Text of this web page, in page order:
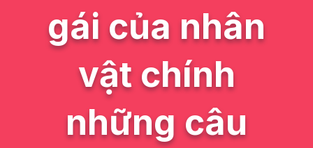
gái của nhân
vật chính
những câu